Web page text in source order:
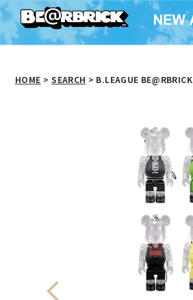
HOME > SEARCH > B.LEAGUE BE@RBRICK